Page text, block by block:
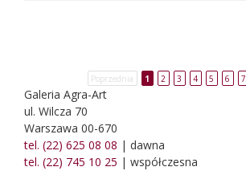
Poprzednia 1 2 3 4 5 6 7
Galeria Agra-Art
ul. Wilcza 70
Warszawa 00-670
tel. (22) 625 08 08 | dawna
tel. (22) 745 10 25 | współczesna